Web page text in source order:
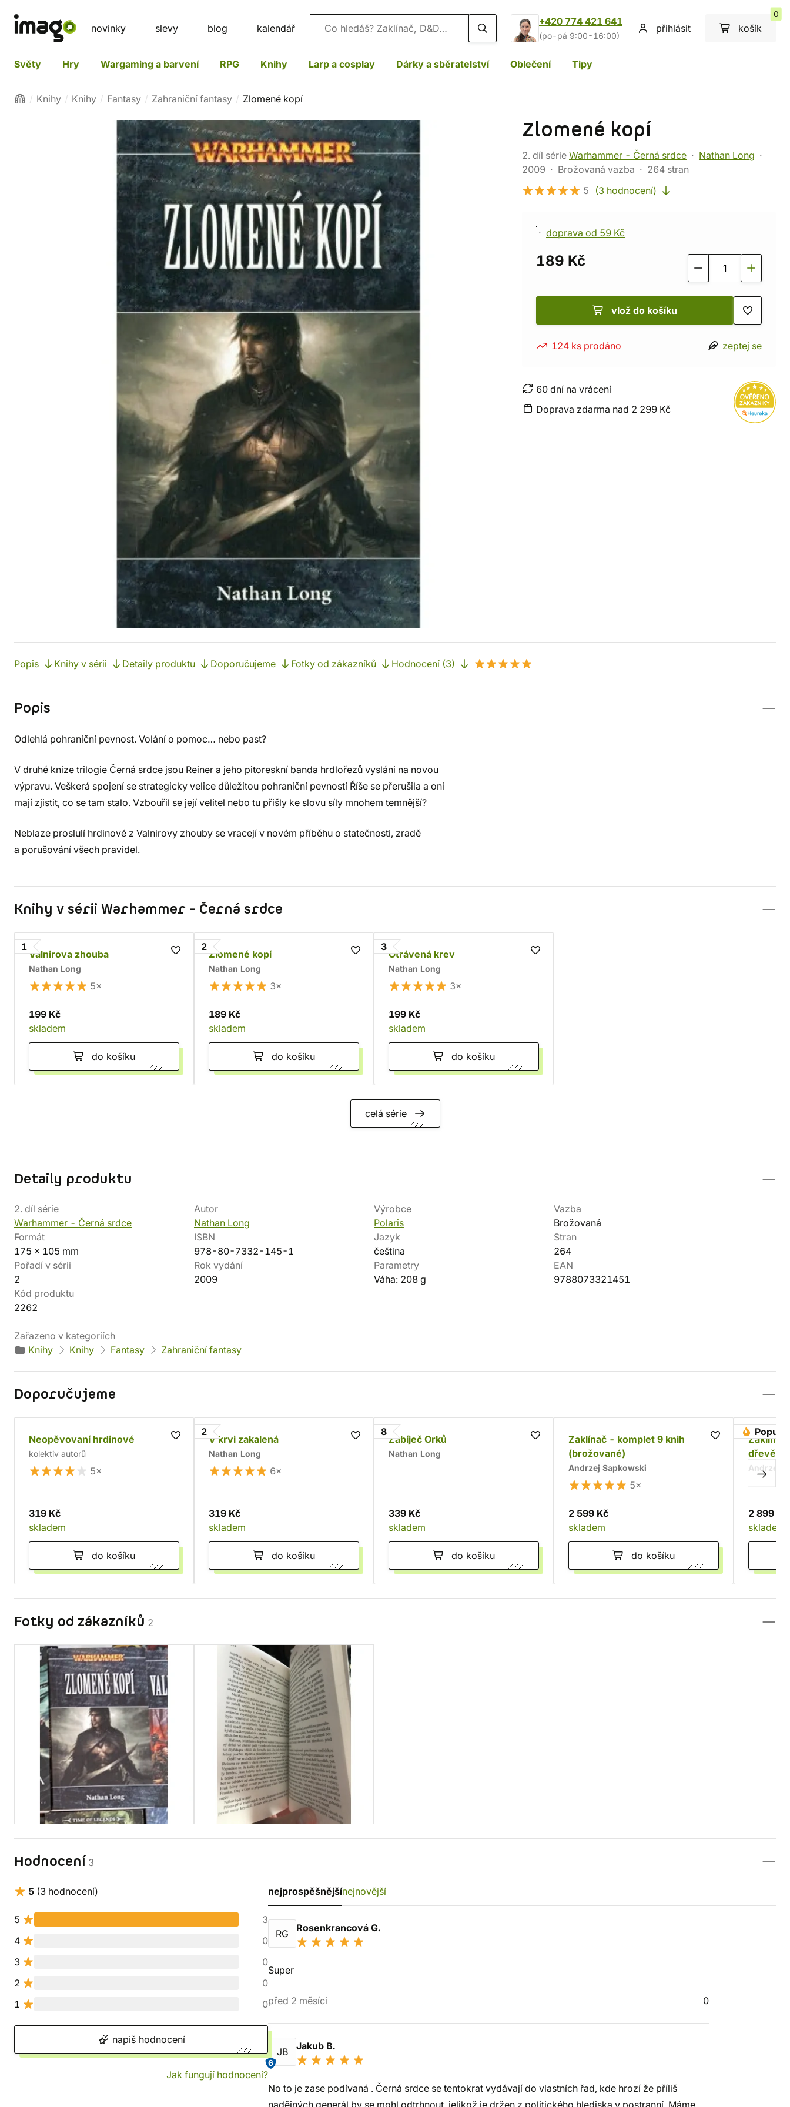
novinky slevy blog kalendář Vyhledávání
+420 774 421 641
(po-pá 9:00-16:00)
přihlásit košík
0
Světy Hry Wargaming a barvení RPG Knihy Larp a cosplay Dárky a sběratelství Oblečení Tipy
Knihy Knihy Fantasy Zahraniční fantasy Zlomené kopí
Zlomené kopí
2. díl série Warhammer - Černá srdce
Nathan Long
2009
Brožovaná vazba
264 stran
5
(3 hodnocení)
doprava od 59 Kč
189 Kč
vlož do košíku
124 ks prodáno zeptej se
60 dní na vrácení
Doprava zdarma nad 2 299 Kč
Popis Knihy v sérii Detaily produktu Doporučujeme Fotky od zákazníků Hodnocení (3)
Popis
Odlehlá pohraniční pevnost. Volání o pomoc… nebo past?
V druhé knize trilogie Černá srdce jsou Reiner a jeho pitoreskní banda hrdlořezů vysláni na novou
výpravu. Veškerá spojení se strategicky velice důležitou pohraniční pevností Říše se přerušila a oni
mají zjistit, co se tam stalo. Vzbouřil se její velitel nebo tu přišly ke slovu síly mnohem temnější?
Neblaze proslulí hrdinové z Valnirovy zhouby se vracejí v novém příběhu o statečnosti, zradě
a porušování všech pravidel.
Knihy v sérii Warhammer - Černá srdce
1
Valnirova zhouba
Nathan Long
5×
199 Kč
skladem
do košíku
2
Zlomené kopí
Nathan Long
3×
189 Kč
skladem
do košíku
3
Otrávená krev
Nathan Long
3×
199 Kč
skladem
do košíku
celá série
Detaily produktu
2. díl série
Warhammer - Černá srdce
Autor
Nathan Long
Výrobce
Polaris
Vazba
Brožovaná
Formát
175 x 105 mm
ISBN
978-80-7332-145-1
Jazyk
čeština
Stran
264
Pořadí v sérii
2
Rok vydání
2009
Parametry
Váha: 208 g
EAN
9788073321451
Kód produktu
2262
Zařazeno v kategoriích
Knihy
Knihy Fantasy Zahraniční fantasy
Doporučujeme
Neopěvovaní hrdinové
kolektiv autorů
5×
319 Kč
skladem
do košíku
2
V krvi zakalená
Nathan Long
6×
319 Kč
skladem
do košíku
8
Zabíječ Orků
Nathan Long
339 Kč
skladem
do košíku
Zaklínač - komplet 9 knih
(brožované)
Andrzej Sapkowski
5×
2 599 Kč
skladem
do košíku
Andrzej
2 899 Kč
skladem
Fotky od zákazníků 2
Hodnocení 3
5 (3 hodnocení)
5
3
4
0
3
0
2
0
1
0
napiš hodnocení
Jak fungují hodnocení?
nejprospěšnějšínejnovější
RG Rosenkrancová G.
Super
před 2 měsíci 0
JB
6
Jakub B.
No to je zase podívaná . Černá srdce se tentokrat vydávají do vlastních řad, kde hrozí že příliš
nadějných generál by se mohl odtrhnout, jelikož je držen z politického hlediska v postranní. Máme